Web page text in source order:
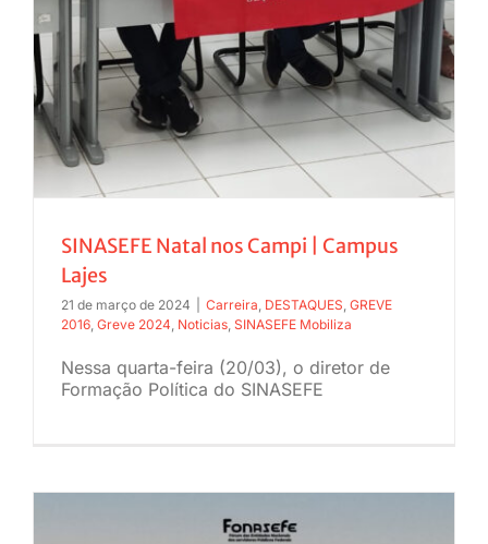
SINASEFE Natal nos Campi | Campus
Lajes
21 de março de 2024 Carreira, DESTAQUES, GREVE
2016, Greve 2024, Noticias, SINASEFE Mobiliza
Nessa quarta-feira (20/03), o diretor de
Formação Política do SINASEFE